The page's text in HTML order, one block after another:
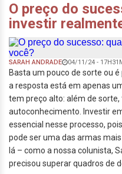
O preço do
investir
SARAH ANDRADE 04/11/24 -
Basta um pouco de sorte ou
a resposta está em apenas
tem preço alto: além de
autoconhecimento. Investir
essencial nesse processo,
pode ser uma das armas
lá – como a nossa colunista,
precisou superar quadros de